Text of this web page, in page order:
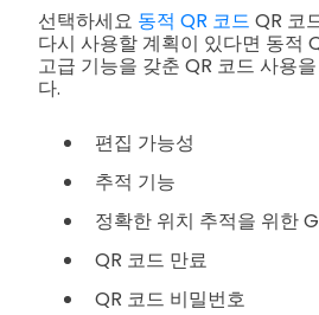
선택하세요 동적 QR 코드 QR 코
다시 사용할 계획이 있다면 동적
고급 기능을 갖춘 QR 코드 사용
다.
편집 가능성
추적 기능
정확한 위치 추적을 위한
QR 코드 만료
QR 코드 비밀번호